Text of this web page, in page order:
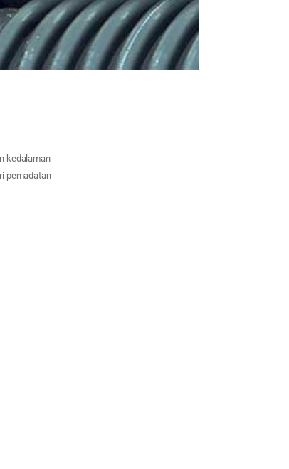
kedalaman
pemadatan